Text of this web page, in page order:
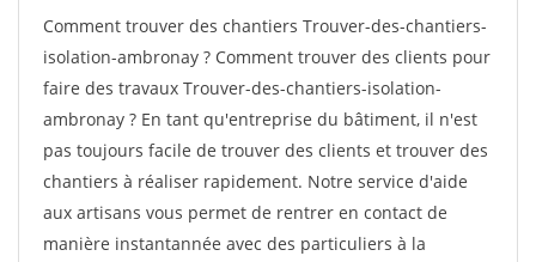
Comment trouver des chantiers Trouver-des-chantiers-
isolation-ambronay ? Comment trouver des clients pour
faire des travaux Trouver-des-chantiers-isolation-
ambronay ? En tant qu'entreprise du bâtiment, il n'est
pas toujours facile de trouver des clients et trouver des
chantiers à réaliser rapidement. Notre service d'aide
aux artisans vous permet de rentrer en contact de
manière instantannée avec des particuliers à la